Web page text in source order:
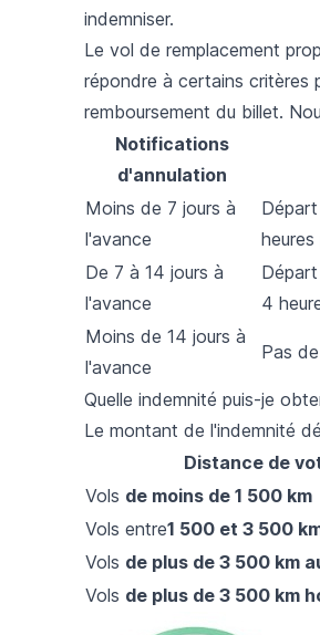
indemniser.
Le vol de remplacement
répondre à certains critères
remboursement du billet.
Notifications
d'annulation
Moins de 7 jours à
l'avance
heures
De 7 à 14 jours à
l'avance
4
Moins de 14 jours à
l'avance
Pas
Quelle indemnité puis-je
Le montant de l'indemnité
Distance de
Vols de moins de 1 500 km
Vols entre1 500 et 3 500
Vols de plus de 3 500 km
Vols de plus de 3 500 km